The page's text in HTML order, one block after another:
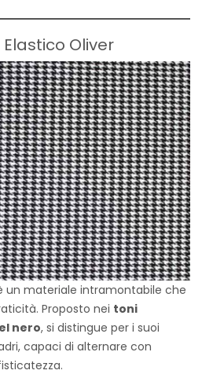
Oliver
un materiale intramontabile che
Proposto nei toni
nero, si distingue per i suoi
capaci di alternare con